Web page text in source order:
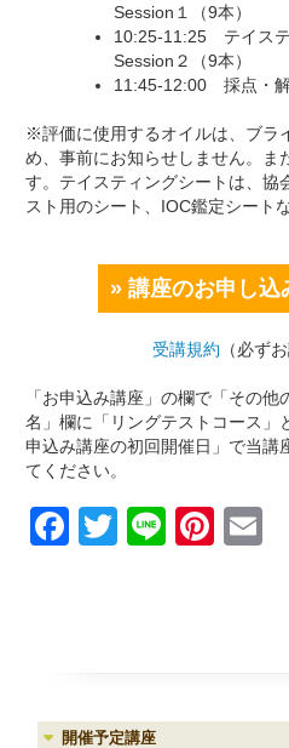
Session１（9本）
10:25-11:25 テイス
Session２（9本）
11:45-12:00 採点・
※評価に使用するオイルは、ブラ
め、事前にお知らせしません。ま
す。テイスティングシートは、協
スト用のシート、IOC鑑定シート
» 講座のお申し込
受講規約 （必ず
「お申込み講座」の欄で「その
名」欄に「リングテストコース」
申込み講座の初回開催日」で当講
てください。
Facebook
Twitter
Line
開催予定講座